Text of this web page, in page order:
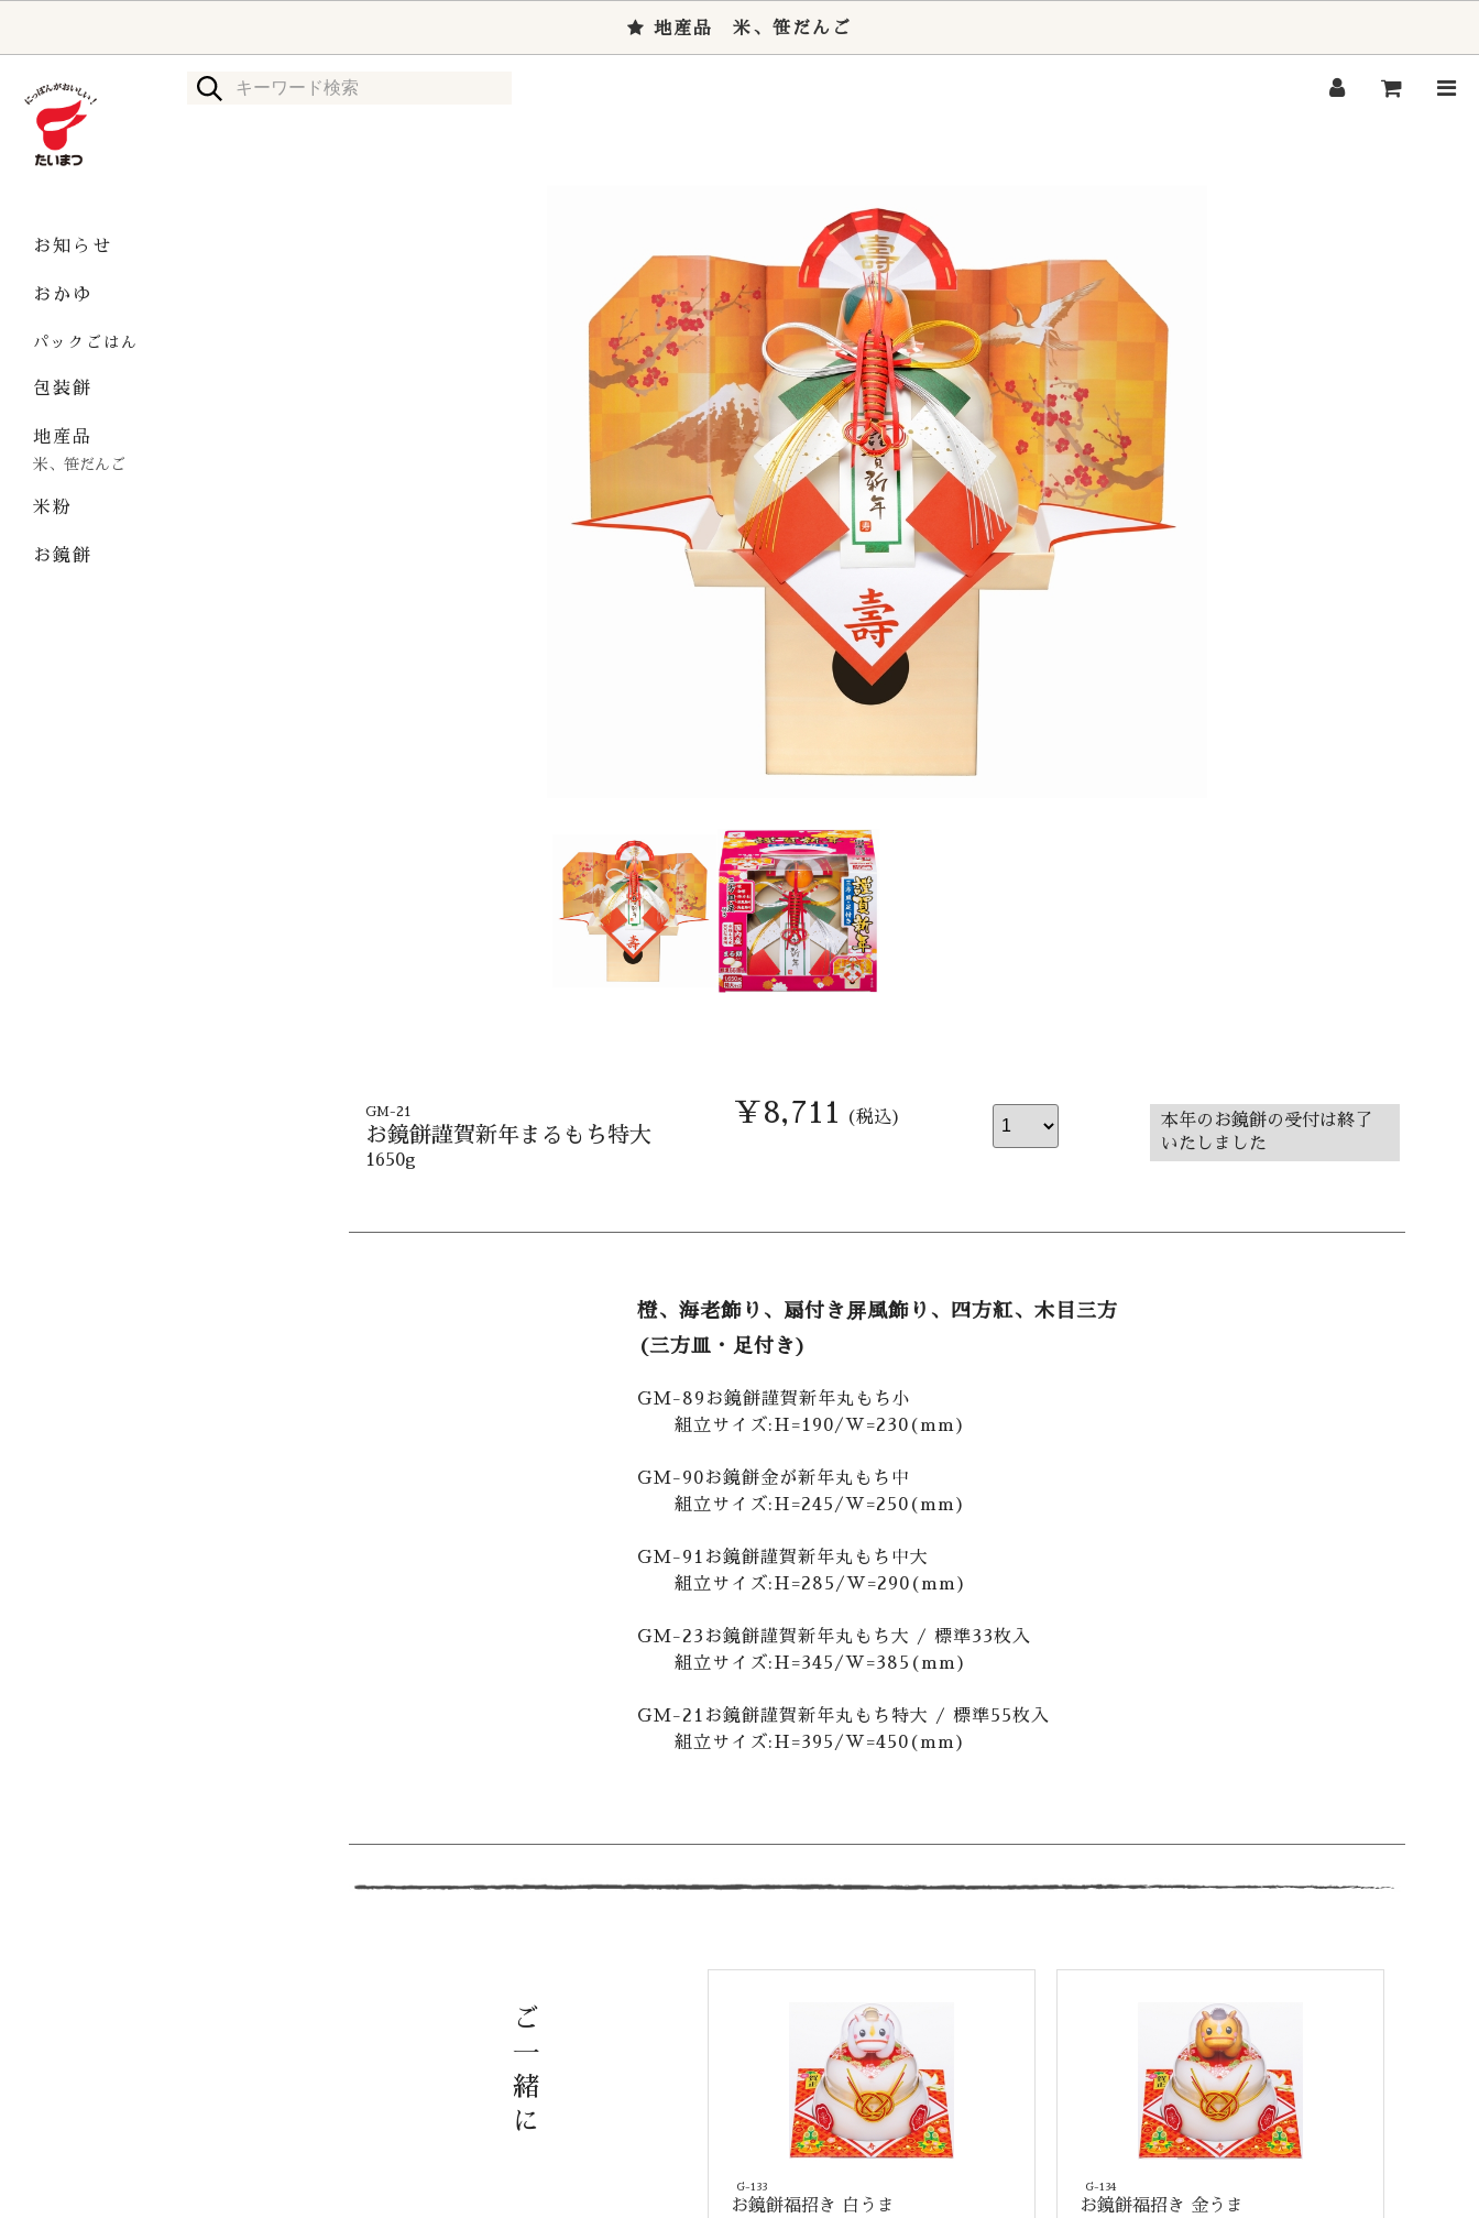
お知らせ
おかゆ
パックごはん
包装餅
地産品
米、笹だんご
米粉
お鏡餅
地産品 米、笹だんご
GM-21
お鏡餅謹賀新年まるもち特大
1650g
￥8,711 (税込)
本年のお鏡餅の受付は終了
いたしました
橙、海老飾り、扇付き屏風飾り、四方紅、木目三方
(三方皿・足付き)
GM-89お鏡餅謹賀新年丸もち小
組立サイズ:H=190/W=230(mm)
GM-90お鏡餅金が新年丸もち中
組立サイズ:H=245/W=250(mm)
GM-91お鏡餅謹賀新年丸もち中大
組立サイズ:H=285/W=290(mm)
GM-23お鏡餅謹賀新年丸もち大 / 標準33枚入
組立サイズ:H=345/W=385(mm)
GM-21お鏡餅謹賀新年丸もち特大 / 標準55枚入
組立サイズ:H=395/W=450(mm)
ご
一
緒
に
G-133
お鏡餅福招き 白うま
G-134
お鏡餅福招き 金うま